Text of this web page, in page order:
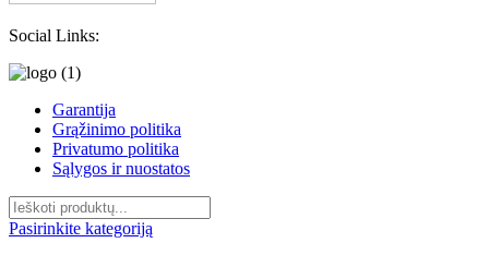
Social Links:
Garantija
Grąžinimo politika
Privatumo politika
Sąlygos ir nuostatos
Pasirinkite kategoriją